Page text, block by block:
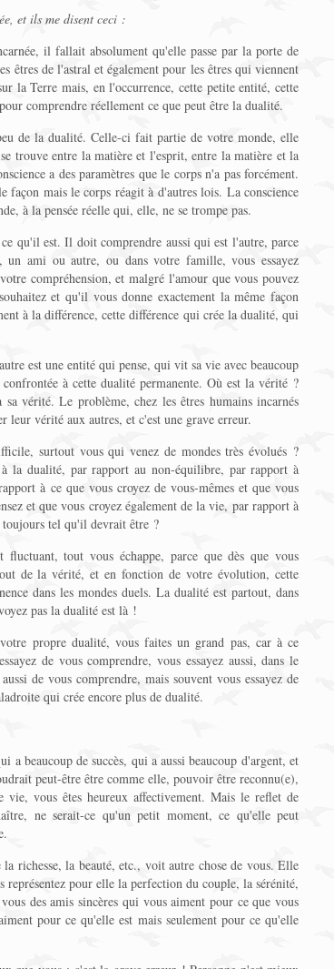
et ils me disent ceci :
il fallait absolument qu'elle passe par la porte de
êtres de l'astral et également pour les êtres qui viennent
la Terre mais, en l'occurrence, cette petite entité, cette
comprendre réellement ce que peut être la dualité.
de la dualité. Celle-ci fait partie de votre monde, elle
trouve entre la matière et l'esprit, entre la matière et la
a des paramètres que le corps n'a pas forcément.
mais le corps réagit à d'autres lois. La conscience
à la pensée réelle qui, elle, ne se trompe pas.
qu'il est. Il doit comprendre aussi qui est l'autre, parce
un ami ou autre, ou dans votre famille, vous essayez
compréhension, et malgré l'amour que vous pouvez
et qu'il vous donne exactement la même façon
à la différence, cette différence qui crée la dualité, qui
est une entité qui pense, qui vit sa vie avec beaucoup
à cette dualité permanente. Où est la vérité ?
vérité. Le problème, chez les êtres humains incarnés
leur vérité aux autres, et c'est une grave erreur.
surtout vous qui venez de mondes très évolués ?
la dualité, par rapport au non-équilibre, par rapport à
à ce que vous croyez de vous-mêmes et que vous
et que vous croyez également de la vie, par rapport à
toujours tel qu'il devrait être ?
tout vous échappe, parce que dès que vous
de la vérité, et en fonction de votre évolution, cette
dans les mondes duels. La dualité est partout, dans
pas la dualité est là !
propre dualité, vous faites un grand pas, car à ce
de vous comprendre, vous essayez aussi, dans le
de vous comprendre, mais souvent vous essayez de
qui crée encore plus de dualité.
a beaucoup de succès, qui a aussi beaucoup d'argent, et
peut-être être comme elle, pouvoir être reconnu(e),
vous êtes heureux affectivement. Mais le reflet de
ne serait-ce qu'un petit moment, ce qu'elle peut
richesse, la beauté, etc., voit autre chose de vous. Elle
pour elle la perfection du couple, la sérénité,
des amis sincères qui vous aiment pour ce que vous
pour ce qu'elle est mais seulement pour ce qu'elle